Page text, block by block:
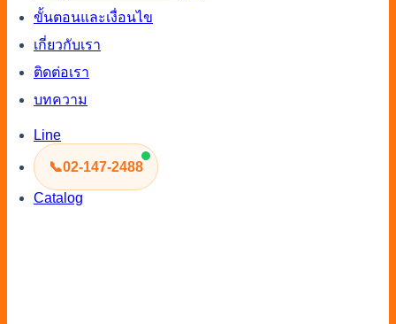
ขั้นตอนและเงื่อนไข
เกี่ยวกับเรา
ติดต่อเรา
บทความ
Line
📞02-147-2488
Catalog